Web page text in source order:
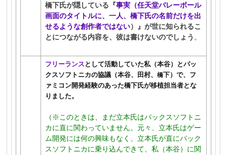
橋下氏が隠している『事実（任天堂バレーボール
画面のタイトルに、一人、橋下氏の名前だけを出
せるような創作者ではない）』が世に知られるこ
とにつながる内容を、彼は書けないのでしょう 。
フリーランス として活動していた私（本谷）とパッ
クスソフトニカの協議（本谷、田村、 橋下）で、フ
ァミコン開発経験のあった橋下氏が移植担当者とな
りました。
（※このときは、まだ立本氏はパックスソフトニ
カに直に関わっていません。元々、立本氏はゲー
ム開発には何の興味もなく、立本氏が直にパック
スソフトニカに乗り込んできて、私（本谷）に関